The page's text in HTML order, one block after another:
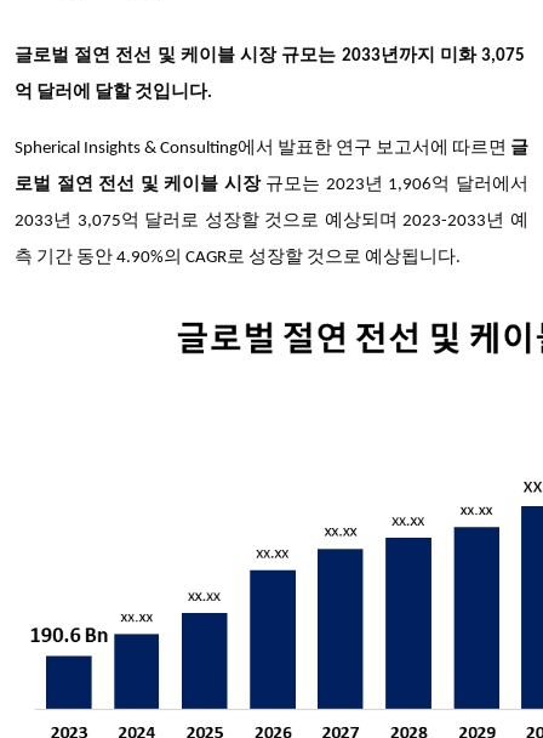
글로벌 절연 전선 및 케이블 시장 규모는 2033년까지 미화 3,075
억 달러에 달할 것입니다.
Spherical Insights & Consulting에서 발표한 연구 보고서에 따르면 글
로벌 절연 전선 및 케이블 시장규모는 2023년 1,906억 달러에서
2033년 3,075억 달러로 성장할 것으로 예상되며 2023-2033년 예
측 기간 동안 4.90%의 CAGR로 성장할 것으로 예상됩니다.